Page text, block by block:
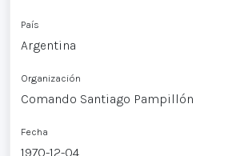
País
Argentina
Organización
Comando Santiago Pampillón
Fecha
1970-12-04